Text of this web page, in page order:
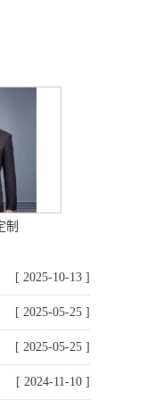
制
[ 2025-10-13 ]
[ 2025-05-25 ]
[ 2025-05-25 ]
[ 2024-11-10 ]